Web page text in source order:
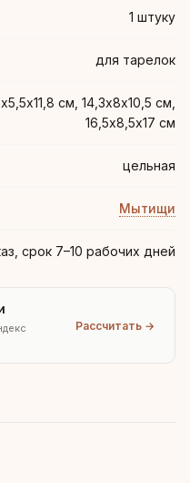
1 штуку
для тарелок
см, 14,3х8х10,5 см,
16,5х8,5х17 см
цельная
Мытищи
срок 7–10 рабочих дней
Рассчитать →